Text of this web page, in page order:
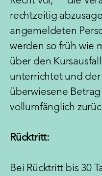
rechtzeitig
angemeldeten
werden so früh wie
über den Kursausfall
unterrichtet und der
überwiesene
vollumfänglich
Rücktritt:
Bei Rücktritt bis 30